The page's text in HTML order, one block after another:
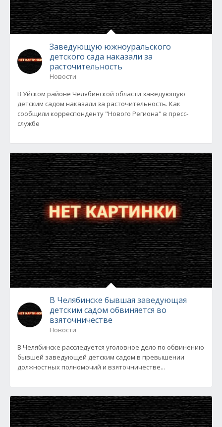
Заведующую южноуральского
детского сада наказали за
расточительность
Новости
В Уйском районе Челябинской области заведующую
детским садом наказали за расточительность. Как
сообщили корреспонденту "Нового Региона" в пресс-
службе
В Челябинске бывшая заведующая
детским садом обвиняется во
взяточничестве
Новости
В Челябинске расследуется уголовное дело по обвинению
бывшей заведующей детским садом в превышении
должностных полномочий и взяточничестве...